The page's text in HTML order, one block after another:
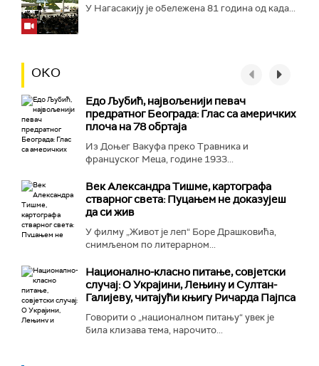
У Нагасакију је обележена 81 година од када...
ОКО
Едо Љубић, највољенији певач
предратног Београда: Глас са америчких
плоча на 78 обртаја
Из Доњег Вакуфа преко Травника и
француског Меца, године 1933...
Век Александра Тишме, картографа
стварног света: Пуцањем не доказујеш
да си жив
У филму „Живот је леп“ Боре Драшковића,
снимљеном по литерарном...
Национално-класнo питање, совјетски
случај: О Украјини, Лењину и Султан-
Галијеву, читајући књигу Ричарда Пајпса
Говорити о „националном питању“ увек је
била клизава тема, нарочито...